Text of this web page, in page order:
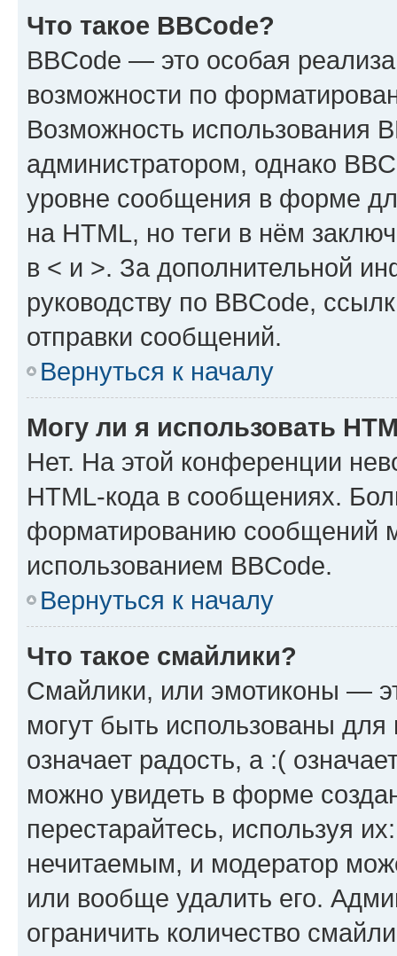
Что такое BBCode?
BBCode — это особая
возможности по
Возможность использования
администратором, однако
уровне сообщения в форме
на HTML, но теги в нём
в < и >. За дополнительной
руководству по BBCode,
отправки сообщений.
Вернуться к началу
Могу ли я использовать
Нет. На этой конференции
HTML-кода в сообщениях.
форматированию сообщений
использованием BBCode.
Вернуться к началу
Что такое смайлики?
Смайлики, или эмотиконы —
могут быть использованы
означает радость, а :(
можно увидеть в форме
перестарайтесь, используя
нечитаемым, и модератор
или вообще удалить его.
ограничить количество